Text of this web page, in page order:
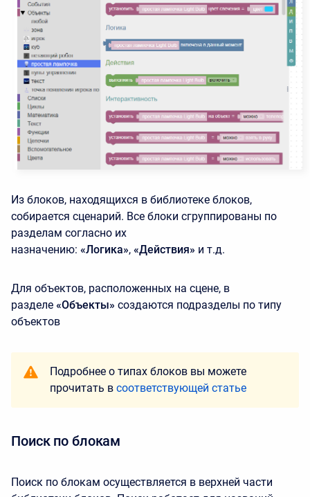
Из блоков, находящихся в библиотеке блоков,
собирается сценарий. Все блоки сгруппированы по
разделам согласно их
назначению: «Логика», «Действия» и т.д.
Для объектов, расположенных на сцене, в
разделе «Объекты» создаются подразделы по типу
объектов
Подробнее о типах блоков вы можете
прочитать в соответствующей статье
Поиск по блокам
Поиск по блокам осуществляется в верхней части